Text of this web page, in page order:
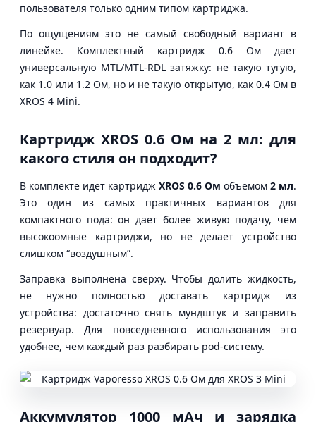
пользователя только одним типом картриджа.
По ощущениям это не самый свободный вариант в
линейке. Комплектный картридж 0.6 Ом дает
универсальную MTL/MTL-RDL затяжку: не такую тугую,
как 1.0 или 1.2 Ом, но и не такую открытую, как 0.4 Ом в
XROS 4 Mini.
Картридж XROS 0.6 Ом на 2 мл: для
какого стиля он подходит?
В комплекте идет картридж XROS 0.6 Ом объемом 2 мл.
Это один из самых практичных вариантов для
компактного пода: он дает более живую подачу, чем
высокоомные картриджи, но не делает устройство
слишком “воздушным”.
Заправка выполнена сверху. Чтобы долить жидкость,
не нужно полностью доставать картридж из
устройства: достаточно снять мундштук и заправить
резервуар. Для повседневного использования это
удобнее, чем каждый раз разбирать pod-систему.
Аккумулятор 1000 мАч и зарядка